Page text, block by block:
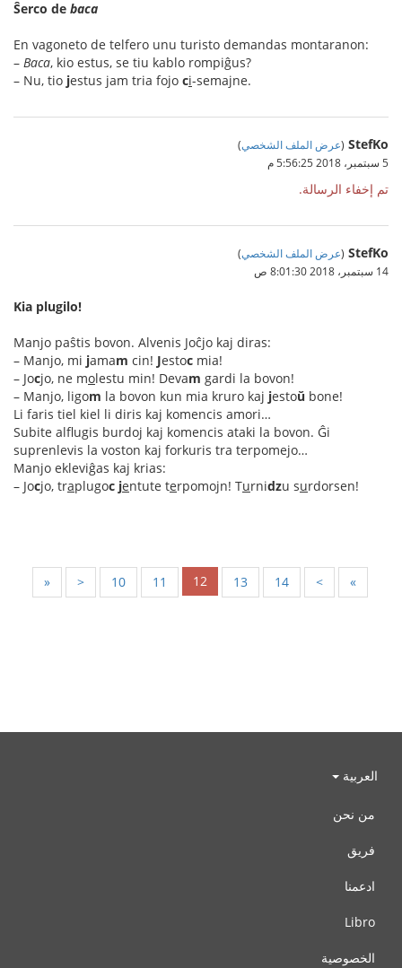
Ŝerco de baca
En vagoneto de telfero unu turisto demandas montaranon:
– Baca, kio estus, se tiu kablo rompiĝus?
– Nu, tio jestus jam tria fojo ci-semajne.
StefKo
(عرض الملف الشخصي)
5 سبتمبر، 2018 5:56:25 م
تم إخفاء الرسالة.
StefKo
(عرض الملف الشخصي)
14 سبتمبر، 2018 8:01:30 ص
Kia plugilo!
Manjo paŝtis bovon. Alvenis Joĉjo kaj diras:
– Manjo, mi jamam cin! Jestoc mia!
– Jocjo, ne molestu min! Devam gardi la bovon!
– Manjo, ligom la bovon kun mia kruro kaj jestoŭ bone!
Li faris tiel kiel li diris kaj komencis amori…
Subite alflugis burdoj kaj komencis ataki la bovon. Ĝi
suprenlevis la voston kaj forkuris tra terpomejo…
Manjo ekleviĝas kaj krias:
– Jocjo, traplugoc jentute terpomojn! Turnidzu surdorsen!
« < 10 11 12 13 14 > »
العربية
من نحن
فريق
ادعمنا
Libro
الخصوصية